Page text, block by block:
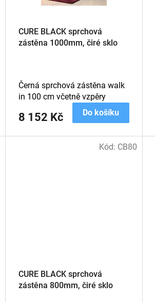
CURE BLACK sprchová
zástěna 1000mm, čiré sklo
8 152 Kč Do košíku
Černá sprchová zástěna walk
in 100 cm včetně vzpěry
CURE BLACK sprchová
zástěna 800mm, čiré sklo
Kód: CB80